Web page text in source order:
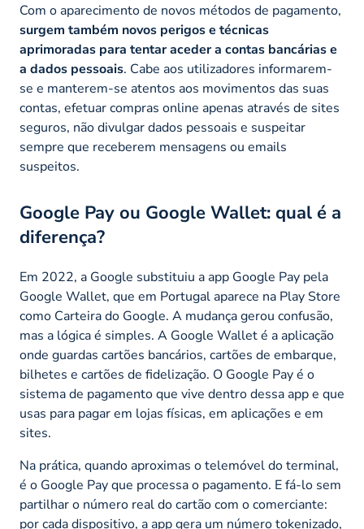
Com o aparecimento de novos métodos de pagamento,
surgem também novos perigos e técnicas
aprimoradas para tentar aceder a contas bancárias e
a dados pessoais. Cabe aos utilizadores informarem-
se e manterem-se atentos aos movimentos das suas
contas, efetuar compras online apenas através de sites
seguros, não divulgar dados pessoais e suspeitar
sempre que receberem mensagens ou emails
suspeitos.
Google Pay ou Google Wallet: qual é a
diferença?
Em 2022, a Google substituiu a app Google Pay pela
Google Wallet, que em Portugal aparece na Play Store
como Carteira do Google. A mudança gerou confusão,
mas a lógica é simples. A Google Wallet é a aplicação
onde guardas cartões bancários, cartões de embarque,
bilhetes e cartões de fidelização. O Google Pay é o
sistema de pagamento que vive dentro dessa app e que
usas para pagar em lojas físicas, em aplicações e em
sites.
Na prática, quando aproximas o telemóvel do terminal,
é o Google Pay que processa o pagamento. E fá-lo sem
partilhar o número real do cartão com o comerciante:
por cada dispositivo, a app gera um número tokenizado,